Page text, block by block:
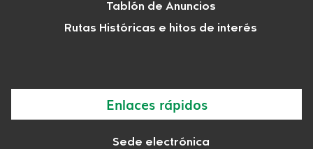
Tablón de Anuncios
Rutas Históricas e hitos de interés
Enlaces rápidos
Sede electrónica